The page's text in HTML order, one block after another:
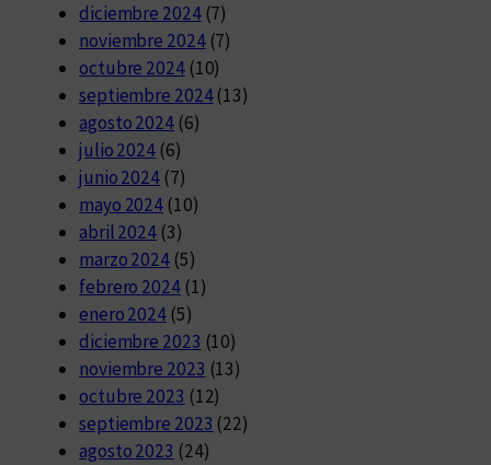
diciembre 2024(7)
noviembre 2024(7)
octubre 2024(10)
septiembre 2024(13)
agosto 2024(6)
julio 2024 (6)
junio 2024 (7)
mayo 2024 (10)
abril 2024 (3)
marzo 2024 (5)
febrero 2024(1)
enero 2024 (5)
diciembre 2023 (10)
noviembre 2023 (13)
octubre 2023 (12)
septiembre 2023 (22)
agosto 2023 (24)